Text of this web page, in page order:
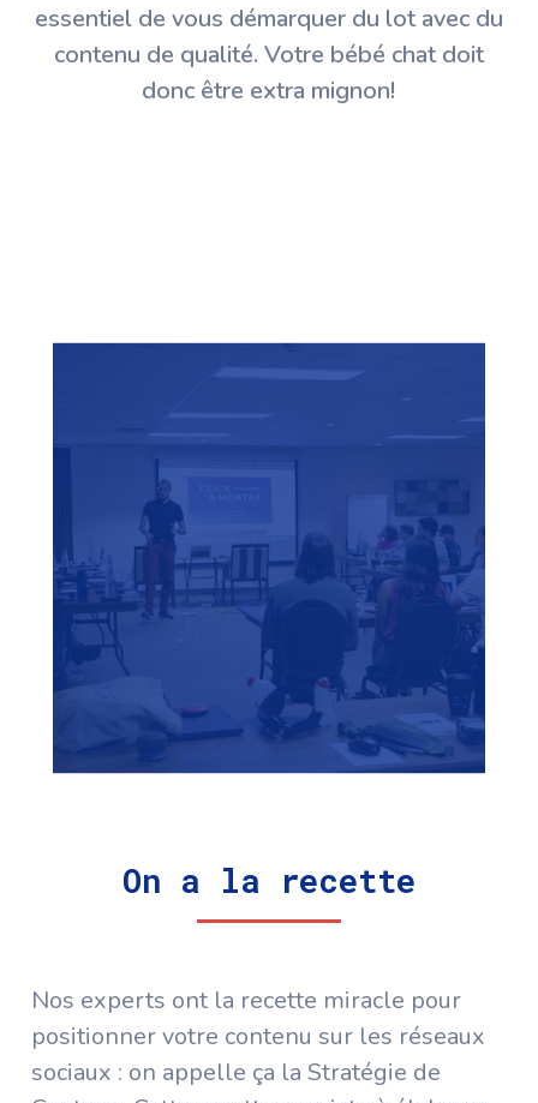
essentiel de vous démarquer du lot avec du
contenu de qualité. Votre bébé chat doit
donc être extra mignon!
On a la recette
Nos experts ont la recette miracle pour
positionner votre contenu sur les réseaux
sociaux : on appelle ça la Stratégie de